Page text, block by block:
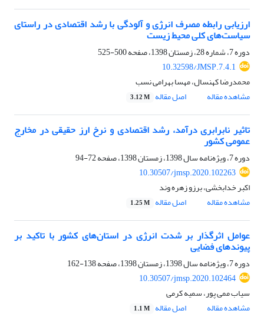
ارزیابی رابطه مصرف انرژی و آلودگی با رشد اقتصادی در راستای
سیاست‌های کلی محیط زیست
دوره 7، شماره 28، زمستان 1398، صفحه
500-525
10.32598/JMSP.7.4.1
محمدرضا کهنسال، مهسا بهرامی نسب
مشاهده مقاله
اصل مقاله 3.12 M
تاثیر نابرابری درآمد، رشد اقتصادی و نرخ ارز حقیقی در مخارج
عمومی کشور
دوره 7، ویژه‌نامه سال 1398، زمستان 1398، صفحه
72-94
10.30507/jmsp.2020.102263
اکبر خدابخشی، برزو زهره وند
مشاهده مقاله
اصل مقاله 1.25 M
عوامل اثرگذار بر شدت انرژی در استان‌های کشور با تاکید بر
پیوندهای فضایی
دوره 7، ویژه‌نامه سال 1398، زمستان 1398، صفحه
138-162
10.30507/jmsp.2020.102464
سیاب ممی پور، سمیه کرمی
مشاهده مقاله
اصل مقاله 1.1 M